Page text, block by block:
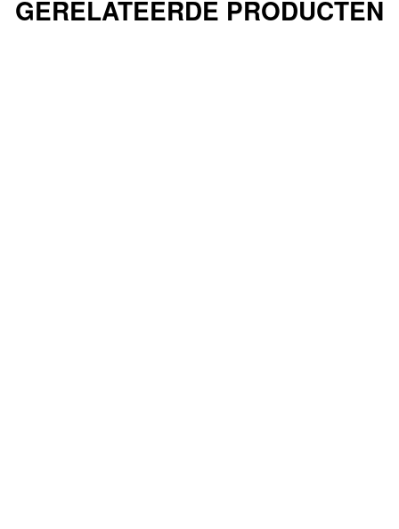
GERELATEERDE PRODUCTEN